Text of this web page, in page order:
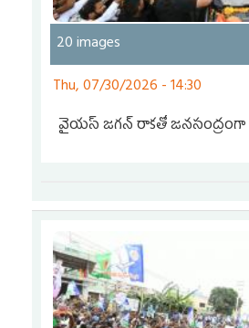
20 images
Thu, 07/30/2026 - 14:30
వైయ‌స్‌ జగన్‌ రాకతో జనసంద్రంగా